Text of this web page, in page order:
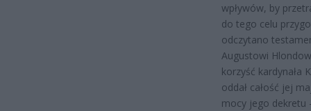
wpływów, by
do tego celu
odczytano
Augustowi
korzyść kardynała
oddał całość jej
mocy jego dekretu